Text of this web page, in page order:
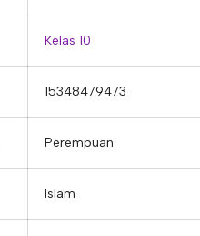
Kelas 10
15348479473
Perempuan
Islam